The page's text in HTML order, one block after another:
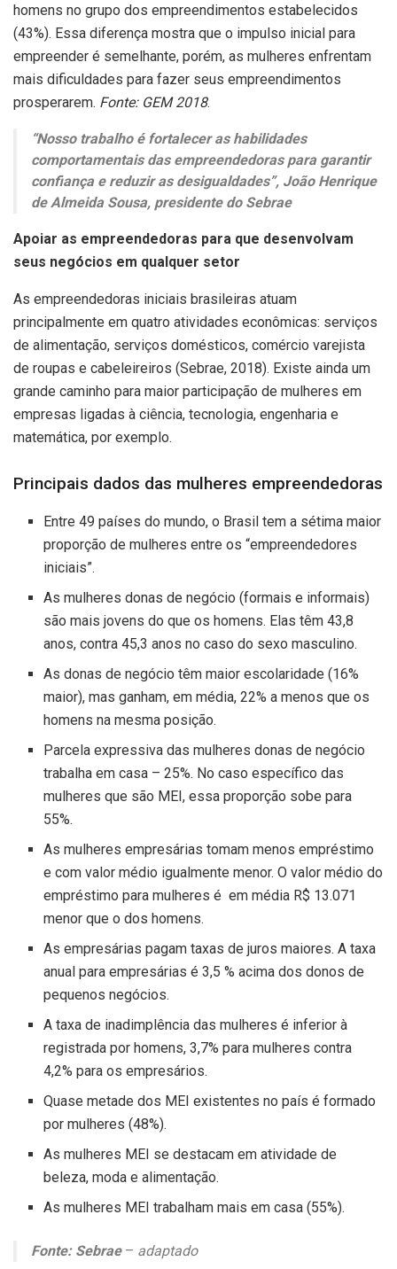
homens no grupo dos empreendimentos estabelecidos
(43%). Essa diferença mostra que o impulso inicial para
empreender é semelhante, porém, as mulheres enfrentam
mais dificuldades para fazer seus empreendimentos
prosperarem. Fonte: GEM 2018.
“Nosso trabalho é fortalecer as habilidades
comportamentais das empreendedoras para garantir
confiança e reduzir as desigualdades”, João Henrique
de Almeida Sousa, presidente do Sebrae
Apoiar as empreendedoras para que desenvolvam
seus negócios em qualquer setor
As empreendedoras iniciais brasileiras atuam
principalmente em quatro atividades econômicas: serviços
de alimentação, serviços domésticos, comércio varejista
de roupas e cabeleireiros (Sebrae, 2018). Existe ainda um
grande caminho para maior participação de mulheres em
empresas ligadas à ciência, tecnologia, engenharia e
matemática, por exemplo.
Principais dados das mulheres empreendedoras
Entre 49 países do mundo, o Brasil tem a sétima maior
proporção de mulheres entre os “empreendedores
iniciais”.
As mulheres donas de negócio (formais e informais)
são mais jovens do que os homens. Elas têm 43,8
anos, contra 45,3 anos no caso do sexo masculino.
As donas de negócio têm maior escolaridade (16%
maior), mas ganham, em média, 22% a menos que os
homens na mesma posição.
Parcela expressiva das mulheres donas de negócio
trabalha em casa – 25%. No caso específico das
mulheres que são MEI, essa proporção sobe para
55%.
As mulheres empresárias tomam menos empréstimo
e com valor médio igualmente menor. O valor médio do
empréstimo para mulheres é em média R$ 13.071
menor que o dos homens.
As empresárias pagam taxas de juros maiores. A taxa
anual para empresárias é 3,5 % acima dos donos de
pequenos negócios.
A taxa de inadimplência das mulheres é inferior à
registrada por homens, 3,7% para mulheres contra
4,2% para os empresários.
Quase metade dos MEI existentes no país é formado
por mulheres (48%).
As mulheres MEI se destacam em atividade de
beleza, moda e alimentação.
As mulheres MEI trabalham mais em casa (55%).
Fonte: Sebrae– adaptado